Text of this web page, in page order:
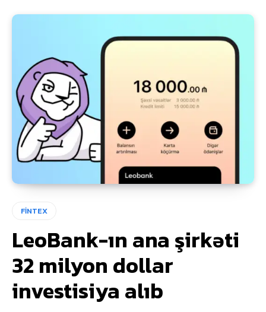
FİNTEX
LeoBank-ın ana şirkəti
32 milyon dollar
investisiya alıb